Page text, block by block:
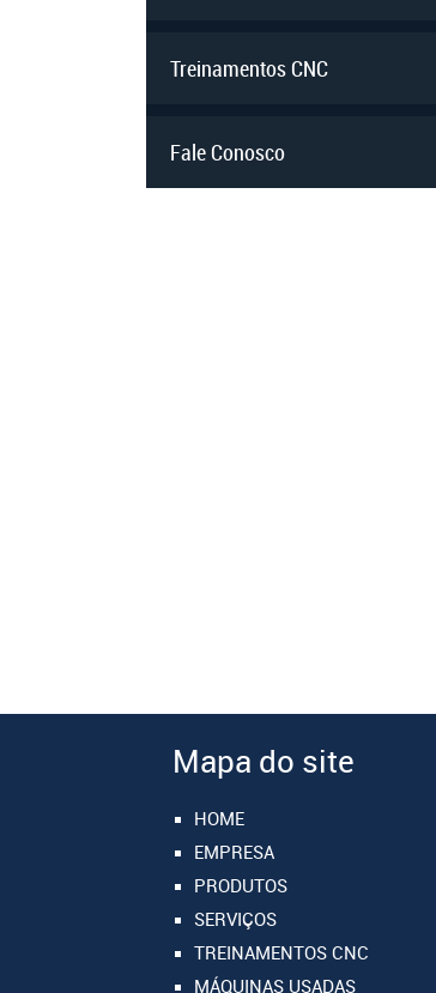
Treinamentos CNC
Fale Conosco
Mapa do site
HOME
EMPRESA
PRODUTOS
SERVIÇOS
TREINAMENTOS CNC
MÁQUINAS USADAS